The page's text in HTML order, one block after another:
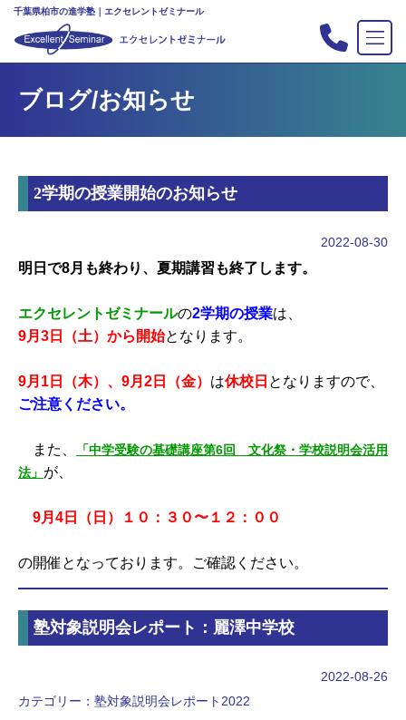
千葉県柏市の進学塾｜エクセレントゼミナール
塾の紹介
合格実績
入会案内
教室案内
ブログ/お知らせ
2学期の授業開始のお知らせ
2022-08-30
明日で8月も終わり、夏期講習も終了します。
エクセレントゼミナールの2学期の授業は、
9月3日（土）から開始となります。
9月1日（木）、9月2日（金） は休校日 となりますので、
ご注意ください。
また、
「中学受験の基礎講座第6回 文化祭・学校説明会活用
法」 が、
9月4日（日）１０：３０〜１２：００
の開催となっております。ご確認ください。
塾対象説明会レポート：麗澤中学校
2022-08-26
カテゴリー： 塾対象説明会レポート2022